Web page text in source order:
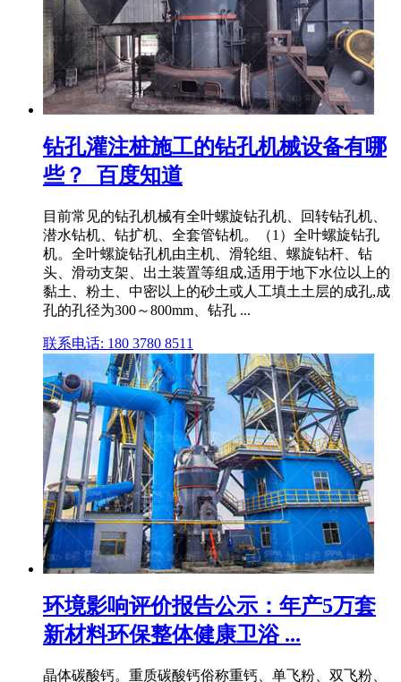
钻孔灌注桩施工的钻孔机械设备有哪
些？_百度知道
目前常见的钻孔机械有全叶螺旋钻孔机、回转钻孔机、
潜水钻机、钻扩机、全套管钻机。（1）全叶螺旋钻孔
机。全叶螺旋钻孔机由主机、滑轮组、螺旋钻杆、钻
头、滑动支架、出土装置等组成,适用于地下水位以上的
黏土、粉土、中密以上的砂土或人工填土土层的成孔,成
孔的孔径为300～800mm、钻孔 ...
联系电话: 180 3780 8511
环境影响评价报告公示：年产5万套
新材料环保整体健康卫浴 ...
晶体碳酸钙。重质碳酸钙俗称重钙、单飞粉、双飞粉、